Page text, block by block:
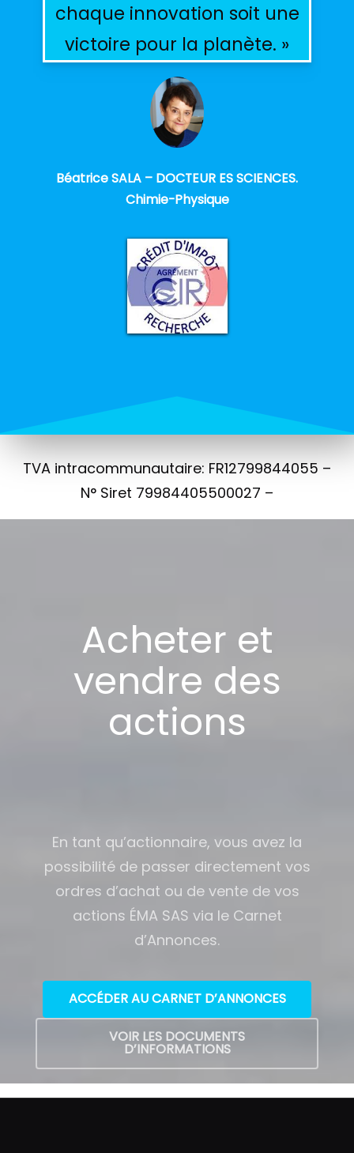
chaque innovation soit une
victoire pour la planète. »
Béatrice SALA – DOCTEUR ES SCIENCES.
Chimie-Physique
TVA intracommunautaire: FR12799844055 –
N° Siret 79984405500027 –
Acheter et
vendre des
actions
En tant qu’actionnaire, vous avez la
possibilité de passer directement vos
ordres d’achat ou de vente de vos
actions ÉMA SAS via le Carnet
d’Annonces.
ACCÉDER AU CARNET D’ANNONCES
VOIR LES DOCUMENTS
D’INFORMATIONS